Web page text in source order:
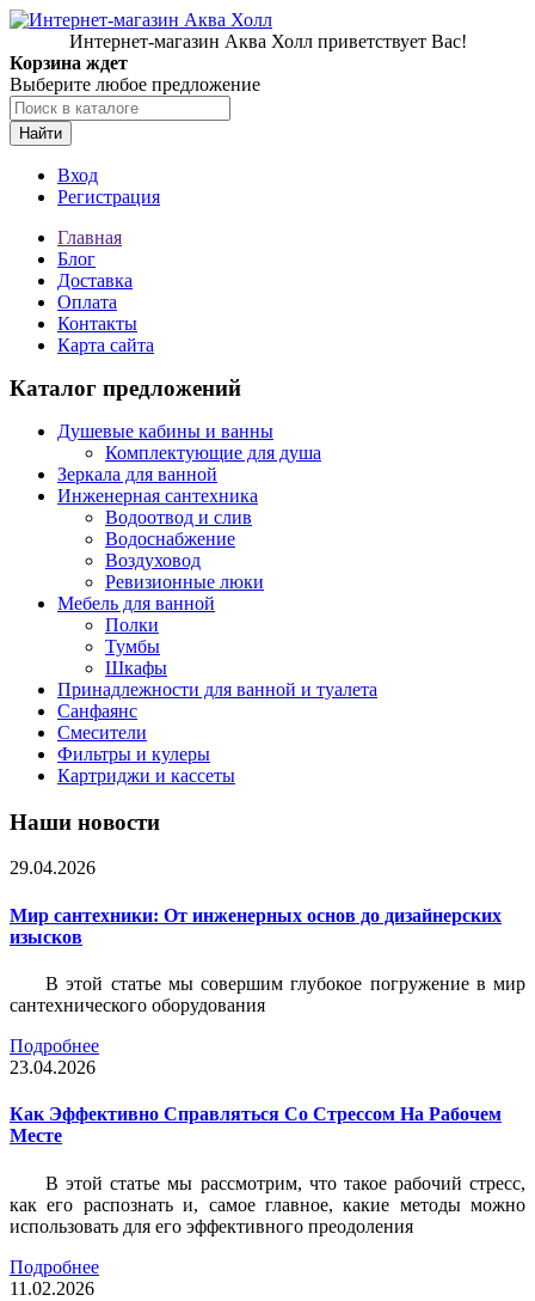
Интернет-магазин Аква Холл приветствует Вас!
Корзина ждет
Выберите любое предложение
Найти
Вход
Регистрация
Главная
Блог
Доставка
Оплата
Контакты
Карта сайта
Каталог предложений
Душевые кабины и ванны
Комплектующие для душа
Зеркала для ванной
Инженерная сантехника
Водоотвод и слив
Водоснабжение
Воздуховод
Ревизионные люки
Мебель для ванной
Полки
Тумбы
Шкафы
Принадлежности для ванной и туалета
Санфаянс
Смесители
Фильтры и кулеры
Картриджи и кассеты
Наши новости
29.04.2026
Мир сантехники: От инженерных основ до дизайнерских
изысков
В этой статье мы совершим глубокое погружение в мир
сантехнического оборудования
Подробнее
23.04.2026
Как Эффективно Справляться Со Стрессом На Рабочем
Месте
В этой статье мы рассмотрим, что такое рабочий стресс,
как его распознать и, самое главное, какие методы можно
использовать для его эффективного преодоления
Подробнее
11.02.2026